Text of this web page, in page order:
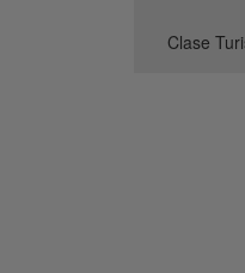
Clase